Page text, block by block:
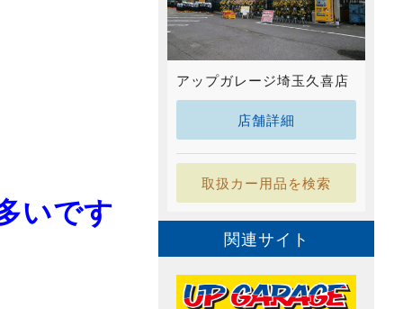
いです
アップガレージ埼玉久喜店
店舗詳細
取扱カー用品を検索
関連サイト